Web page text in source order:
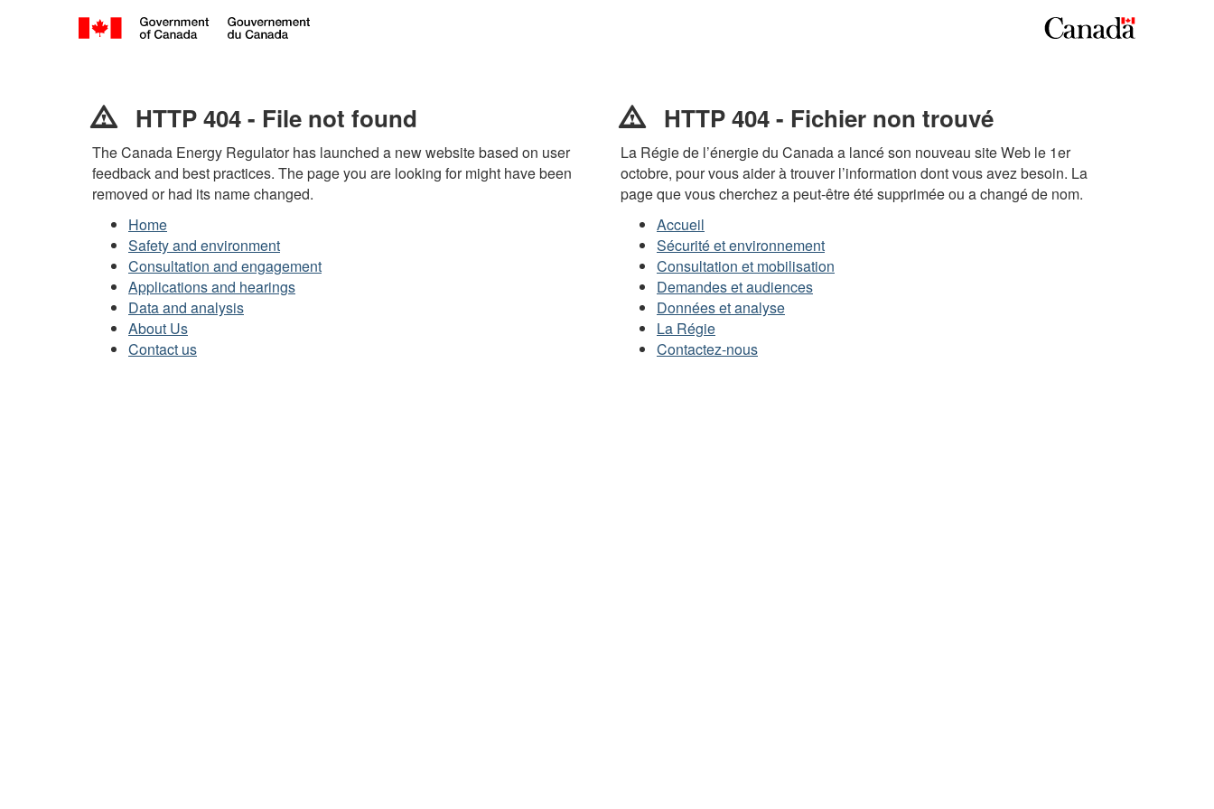
404
File
not
found
HTTP
404
HTTP 404 - File not found
The Canada Energy Regulator has launched a new website based on user
feedback and best practices. The page you are looking for might have been
removed or had its name changed.
Home
Safety and environment
Consultation and engagement
Applications and hearings
Data and analysis
About Us
Contact us
HTTP 404 - Fichier non trouvé
La Régie de l’énergie du Canada a lancé son nouveau site Web le 1er
octobre, pour vous aider à trouver l’information dont vous avez besoin. La
page que vous cherchez a peut-être été supprimée ou a changé de nom.
Accueil
Sécurité et environnement
Consultation et mobilisation
Demandes et audiences
Données et analyse
La Régie
Contactez-nous